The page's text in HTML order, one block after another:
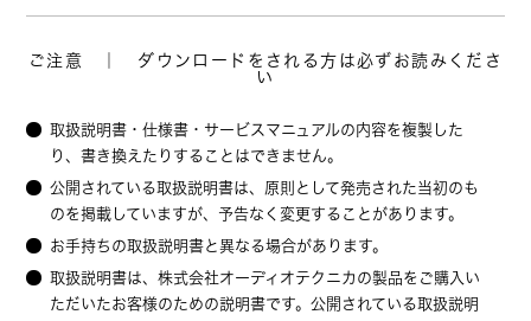
ご注意 ｜ ダウンロードをされる方は必ずお読みくださ
い
取扱説明書・仕様書・サービスマニュアルの内容を複製した
り、書き換えたりすることはできません。
公開されている取扱説明書は、原則として発売された当初のも
のを掲載していますが、予告なく変更することがあります。
お手持ちの取扱説明書と異なる場合があります。
取扱説明書は、株式会社オーディオテクニカの製品をご購入い
ただいたお客様のための説明書です。公開されている取扱説明